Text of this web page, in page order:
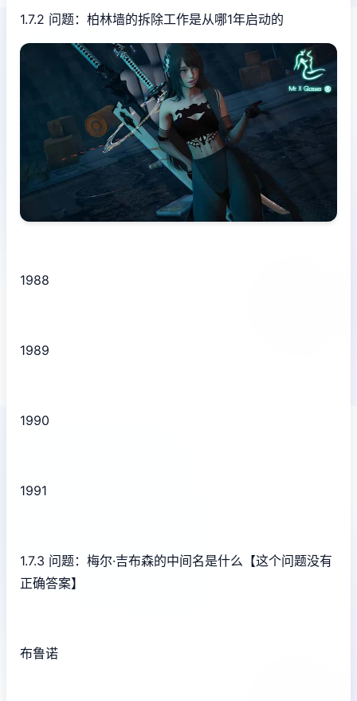
1.7.2 问题：柏林墙的拆除工作是从哪1年启动的
1988
1989
1990
1991
1.7.3 问题：梅尔·吉布森的中间名是什么【这个问题没有
正确答案】
布鲁诺